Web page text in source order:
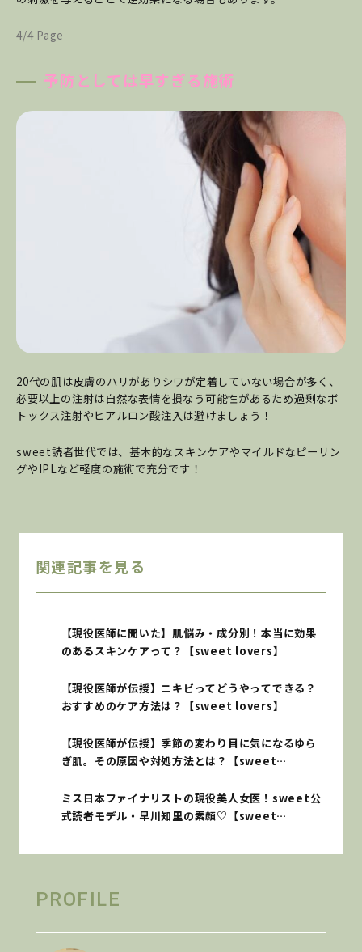
4/4 Page
予防としては早すぎる施術
20代の肌は皮膚のハリがありシワが定着していない場合が多く、
必要以上の注射は自然な表情を損なう可能性があるため過剰なボ
トックス注射やヒアルロン酸注入は避けましょう！
sweet読者世代では、基本的なスキンケアやマイルドなピーリン
グやIPLなど軽度の施術で充分です！
関連記事を見る
【現役医師に聞いた】肌悩み・成分別！本当に効果
のあるスキンケアって？【sweet lovers】
【現役医師が伝授】ニキビってどうやってできる？
おすすめのケア方法は？【sweet lovers】
【現役医師が伝授】季節の変わり目に気になるゆら
ぎ肌。その原因や対処方法とは？【sweet
ミス日本ファイナリストの現役美人女医！sweet公
式読者モデル・早川知里の素顔♡【sweet
PROFILE